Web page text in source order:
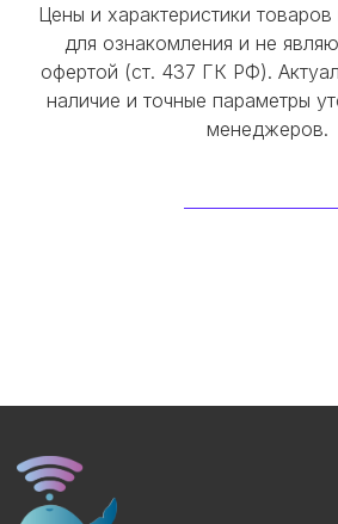
Цены и характеристики
для ознакомления и не
офертой (ст. 437 ГК РФ).
наличие и точные параметры
менеджеров.